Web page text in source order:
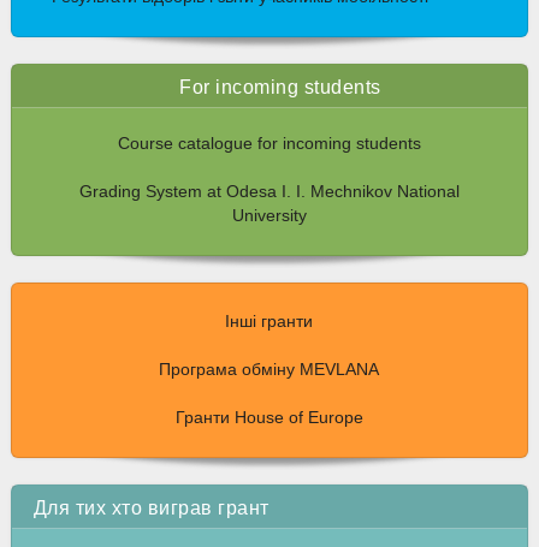
For incoming students
Course catalogue for incoming students
Grading System at Odesa I. I. Mechnikov National
University
Інші гранти
Програма обміну MEVLANA
Гранти House of Europe
Для тих хто виграв грант